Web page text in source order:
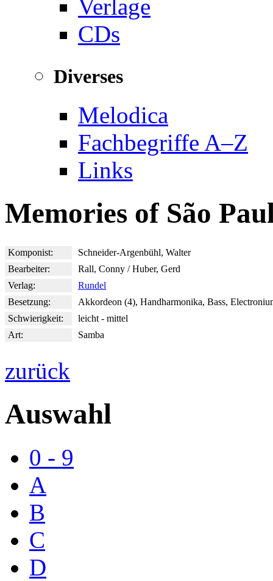
Verlage
CDs
Diverses
Melodica
Fachbegriffe A–Z
Links
Memories of São
Komponist:
Schneider-Argenbühl, Walter
Bearbeiter:
Rall, Conny / Huber, Gerd
Verlag:
Rundel
Besetzung:
Akkordeon (4), Handharmonika, Bass,
Schwierigkeit:
leicht - mittel
Art:
Samba
zurück
Auswahl
0 - 9
A
B
C
D